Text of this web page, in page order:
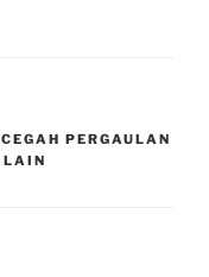
PERGAULAN
LAIN